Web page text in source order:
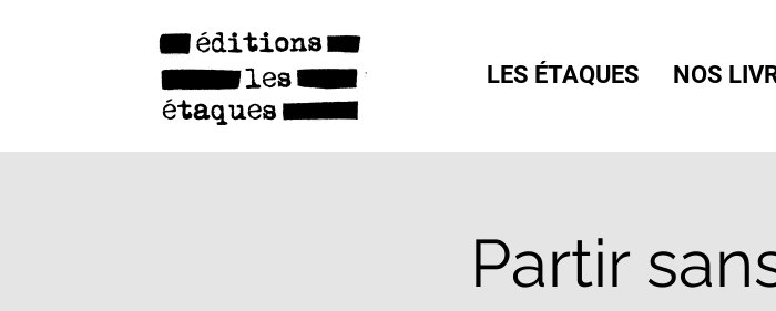
LES ÉTAQUES NOS
Partir